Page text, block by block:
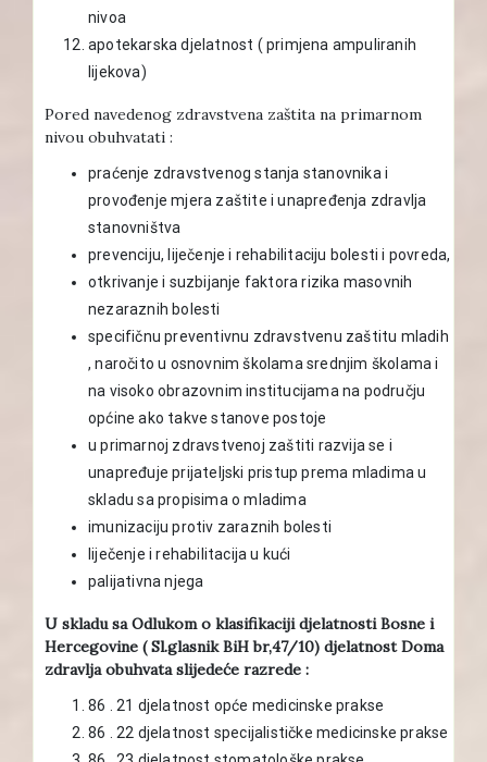
nivoa
apotekarska djelatnost ( primjena ampuliranih
lijekova)
Pored navedenog zdravstvena zaštita na primarnom
nivou obuhvatati :
praćenje zdravstvenog stanja stanovnika i
provođenje mjera zaštite i unapređenja zdravlja
stanovništva
prevenciju, liječenje i rehabilitaciju bolesti i povreda,
otkrivanje i suzbijanje faktora rizika masovnih
nezaraznih bolesti
specifičnu preventivnu zdravstvenu zaštitu mladih
, naročito u osnovnim školama srednjim školama i
na visoko obrazovnim institucijama na području
općine ako takve stanove postoje
u primarnoj zdravstvenoj zaštiti razvija se i
unapređuje prijateljski pristup prema mladima u
skladu sa propisima o mladima
imunizaciju protiv zaraznih bolesti
liječenje i rehabilitacija u kući
palijativna njega
U skladu sa Odlukom o klasifikaciji djelatnosti Bosne i
Hercegovine ( Sl.glasnik BiH br,47/10) djelatnost Doma
zdravlja obuhvata slijedeće razrede :
86 . 21 djelatnost opće medicinske prakse
86 . 22 djelatnost specijalističke medicinske prakse